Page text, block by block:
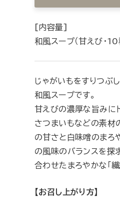
[内容量]
和風スープ（甘えび・
じゃがいもをすりつぶ
和風スープです。
甘えびの濃厚な旨みにト
さつまいもなどの素材
の甘さと白味噌のまろ
の風味のバランスを探
合わせたまろやかな「
【お召し上がり方】